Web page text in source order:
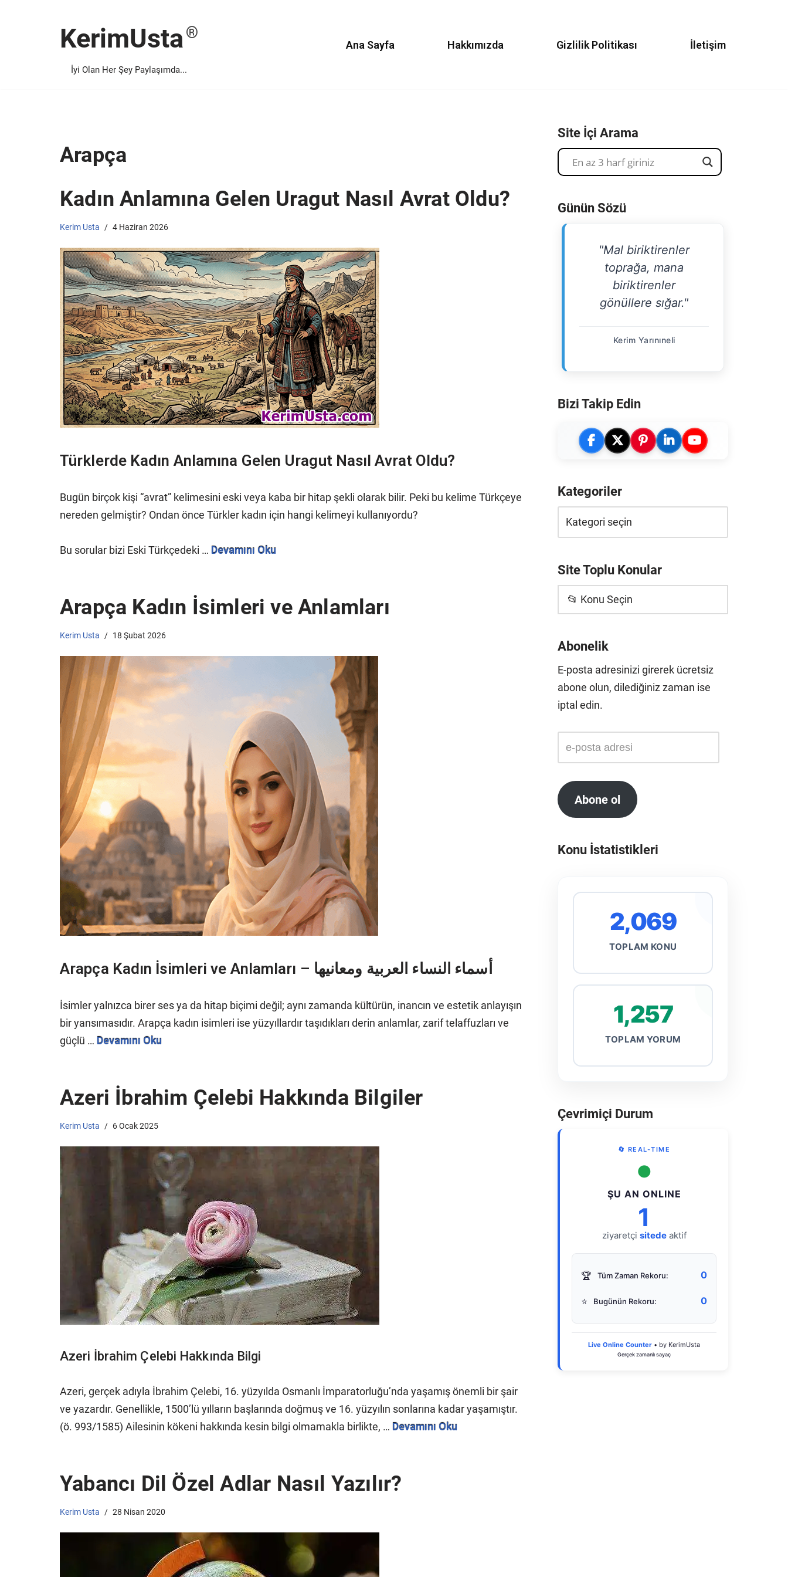
KerimUsta
İyi Olan Her Şey Paylaşımda...
Ana Sayfa Hakkımızda Gizlilik Politikası İletişim
Arapça
Kadın Anlamına Gelen Uragut Nasıl Avrat Oldu?
Kerim Usta 4 Haziran 2026
Türklerde Kadın Anlamına Gelen Uragut Nasıl Avrat Oldu?
Bugün birçok kişi “avrat” kelimesini eski veya kaba bir hitap şekli olarak bilir. Peki bu kelime Türkçeye
nereden gelmiştir? Ondan önce Türkler kadın için hangi kelimeyi kullanıyordu?
Bu sorular bizi Eski Türkçedeki … Devamını Oku
Arapça Kadın İsimleri ve Anlamları
Kerim Usta 18 Şubat 2026
Arapça Kadın İsimleri ve Anlamları – أسماء النساء العربية ومعانيها
İsimler yalnızca birer ses ya da hitap biçimi değil; aynı zamanda kültürün, inancın ve estetik anlayışın
bir yansımasıdır. Arapça kadın isimleri ise yüzyıllardır taşıdıkları derin anlamlar, zarif telaffuzları ve
güçlü … Devamını Oku
Azeri İbrahim Çelebi Hakkında Bilgiler
Kerim Usta 6 Ocak 2025
Azeri İbrahim Çelebi Hakkında Bilgi
Azeri, gerçek adıyla İbrahim Çelebi, 16. yüzyılda Osmanlı İmparatorluğu’nda yaşamış önemli bir şair
ve yazardır. Genellikle, 1500’lü yılların başlarında doğmuş ve 16. yüzyılın sonlarına kadar yaşamıştır.
(ö. 993/1585) Ailesinin kökeni hakkında kesin bilgi olmamakla birlikte, … Devamını Oku
Yabancı Dil Özel Adlar Nasıl Yazılır?
Kerim Usta 28 Nisan 2020
Site İçi Arama
Günün Sözü
"Mal biriktirenler
toprağa, mana
biriktirenler
gönüllere sığar."
Kerim Yarınıneli
Bizi Takip Edin
Kategoriler
Site Toplu Konular
📂 Konu Seçin
Abonelik
E-posta adresinizi girerek ücretsiz
abone olun, dilediğiniz zaman ise
iptal edin.
Abone ol
Konu İstatistikleri
2,069
TOPLAM KONU
1,257
TOPLAM YORUM
Çevrimiçi Durum
🔄 REAL-TIME
●
ŞU AN ONLINE
1
ziyaretçi sitedeaktif
🏆 Tüm Zaman Rekoru: 0
⭐ Bugünün Rekoru: 0
Live Online Counter • by KerimUsta
Gerçek zamanlı sayaç